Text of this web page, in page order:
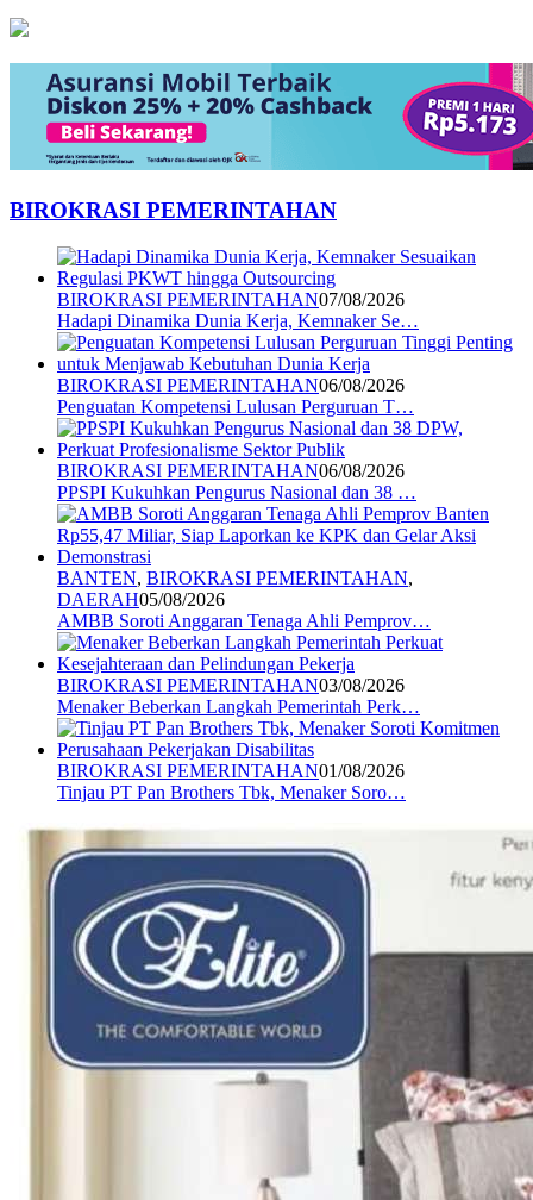
BIROKRASI PEMERINTAHAN
BIROKRASI PEMERINTAHAN07/08/2026
Hadapi Dinamika Dunia Kerja, Kemnaker Se…
BIROKRASI PEMERINTAHAN06/08/2026
Penguatan Kompetensi Lulusan Perguruan T…
BIROKRASI PEMERINTAHAN06/08/2026
PPSPI Kukuhkan Pengurus Nasional dan 38 …
BANTEN, BIROKRASI PEMERINTAHAN,
DAERAH05/08/2026
AMBB Soroti Anggaran Tenaga Ahli Pemprov…
BIROKRASI PEMERINTAHAN03/08/2026
Menaker Beberkan Langkah Pemerintah Perk…
BIROKRASI PEMERINTAHAN01/08/2026
Tinjau PT Pan Brothers Tbk, Menaker Soro…